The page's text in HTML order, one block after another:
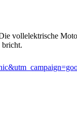
vollelektrische
bricht.